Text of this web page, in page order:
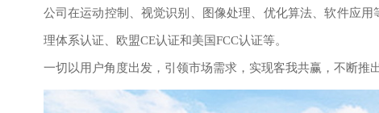
公司在运动控制、视觉识别、图像处理、优化算法、软件应
理体系认证、欧盟CE认证和美国FCC认证等。
一切以用户角度出发，引领市场需求，实现客我共赢，不断推